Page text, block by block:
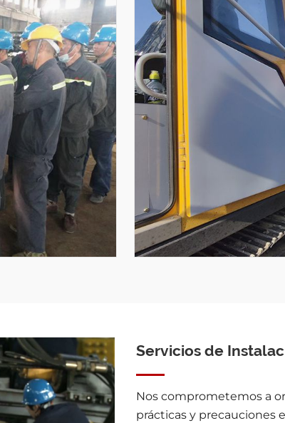
Servicios de
Nos comprometemos a
prácticas y precauciones